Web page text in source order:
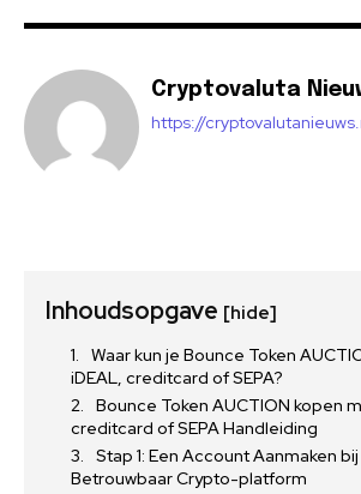
Cryptovaluta
https://
Inhoudsopgave [hide]
Waar kun je Bounce Token
iDEAL, creditcard of SEPA?
Bounce Token AUCTION kopen
creditcard of SEPA Handleiding
Stap 1: Een Account Aanmaken
Betrouwbaar Crypto-platform